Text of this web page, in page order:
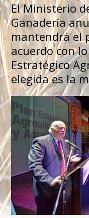
El Ministerio
Ganadería
mantendrá el
acuerdo con
Estratégico
elegida es la